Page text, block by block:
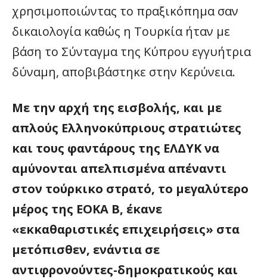
χρησιμοποιώντας το πραξικόπημα σαν
δικαιολογία καθώς η Τουρκία ήταν με
βάση το Σύνταγμα της Κύπρου εγγυήτρια
δύναμη, αποβιβάστηκε στην Κερύνεια.
Με την αρχή της εισβολής, και με
απλούς Ελληνοκύπριους στρατιώτες
και τους φαντάρους της ΕΛΔΥΚ να
αμύνονται απελπισμένα απέναντι
στον τούρκικο στρατό, το μεγαλύτερο
μέρος της ΕΟΚΑ Β, έκανε
«εκκαθαριστικές επιχειρήσεις» στα
μετόπισθεν, ενάντια σε
αντιφρονούντες-δημοκρατικούς και